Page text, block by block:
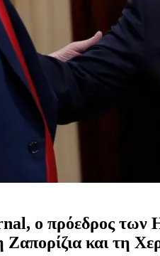
ο πρόεδρος των
Ζαπορίζια και τη